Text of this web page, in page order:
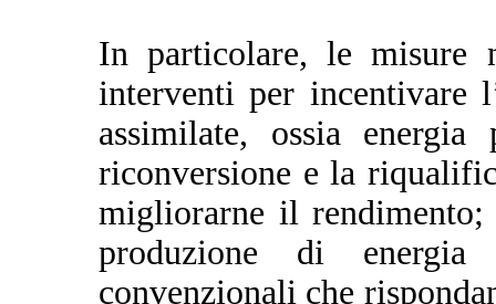
In particolare, le misure
interventi per incentivare
assimilate, ossia
riconversione e la
migliorarne il
produzione di
convenzionali che